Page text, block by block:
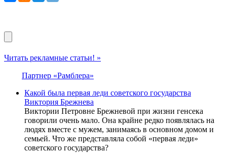
Читать рекламные статьи! »
Партнер «Рамблера»
Какой была первая леди советского государства
Виктория Брежнева
Виктории Петровне Брежневой при жизни генсека
говорили очень мало. Она крайне редко появлялась на
людях вместе с мужем, занимаясь в основном домом и
семьей. Что же представляла собой «первая леди»
советского государства?